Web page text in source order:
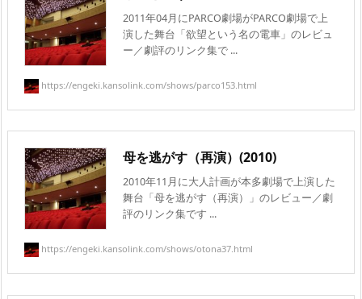
2011年04月にPARCO劇場がPARCO劇場で上
演した舞台「欲望という名の電車」のレビュ
ー／劇評のリンク集で ...
https://engeki.kansolink.com/shows/parco153.html
母を逃がす（再演）(2010)
2010年11月に大人計画が本多劇場で上演した
舞台「母を逃がす（再演）」のレビュー／劇
評のリンク集です ...
https://engeki.kansolink.com/shows/otona37.html